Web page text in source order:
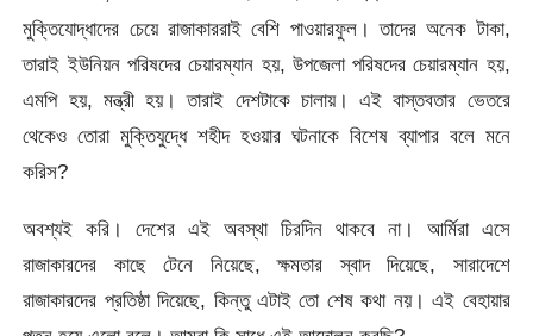
মুক্তিযোদ্ধাদের চেয়ে রাজাকাররাই বেশি পাওয়ারফুল। তাদের অনেক টাকা,
তারাই ইউনিয়ন পরিষদের চেয়ারম্যান হয়, উপজেলা পরিষদের চেয়ারম্যান হয়,
এমপি হয়, মন্ত্রী হয়। তারাই দেশটাকে চালায়। এই বাস্তবতার ভেতরে
থেকেও তোরা মুক্তিযুদ্ধে শহীদ হওয়ার ঘটনাকে বিশেষ ব্যাপার বলে মনে
করিস?
অবশ্যই করি। দেশের এই অবস্থা চিরদিন থাকবে না। আর্মিরা এসে
রাজাকারদের কাছে টেনে নিয়েছে, ক্ষমতার স্বাদ দিয়েছে, সারাদেশে
রাজাকারদের প্রতিষ্ঠা দিয়েছে, কিন্তু এটাই তো শেষ কথা নয়। এই বেহায়ার